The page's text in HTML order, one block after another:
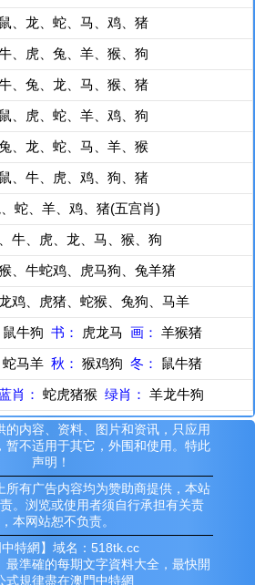
鼠、龙、蛇、马、鸡、猪
、虎、兔、羊、猴、狗
、兔、龙、马、猴、猪
鼠、虎、蛇、羊、鸡、狗
、龙、蛇、马、羊、猴
鼠、牛、虎、鸡、狗、猪
蛇、羊、鸡、猪(五宫肖)
牛、虎、龙、马、猴、狗
、牛蛇鸡、虎马狗、兔羊猪
鸡、虎猪、蛇猴、兔狗、马羊
鼠牛狗 书： 虎龙马 画： 羊猴猪
蛇马羊 秋： 猴鸡狗 冬： 鼠牛猪
肖： 蛇虎猪猴 绿肖： 羊龙牛狗
的内容、资料、图片和资讯，只应用
暂不适用于其它，外围和使用。特此
声明！
所有广告内容均为赞助商提供，本站
。浏览或使用者须自行承担有关责
本网站恕不负责。
中特網】域名：518tk.cc
最準確的每期文字資料大全，最快開
式規律盡在澳門中特網